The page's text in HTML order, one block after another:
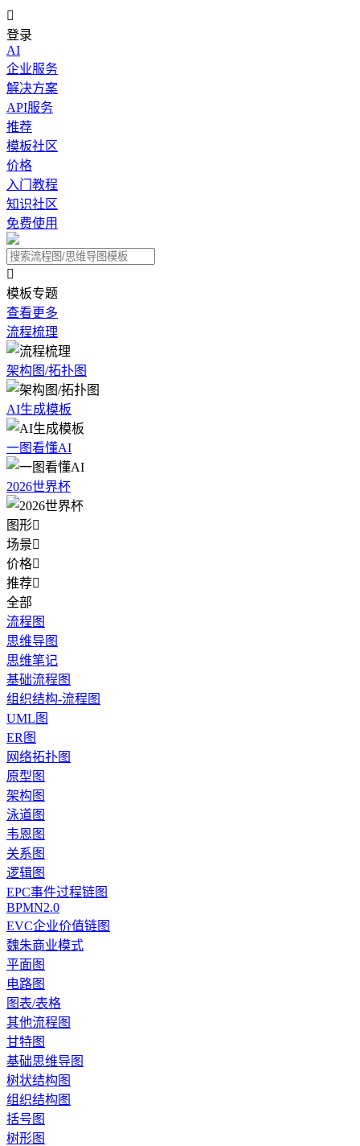

登录
AI
企业服务
解决方案
API服务
推荐
模板社区
价格
入门教程
知识社区
免费使用

模板专题
查看更多
流程梳理
架构图/拓扑图
AI生成模板
一图看懂AI
2026世界杯
图形
场景
价格
推荐
全部
流程图
思维导图
思维笔记
基础流程图
组织结构-流程图
UML图
ER图
网络拓扑图
原型图
架构图
泳道图
韦恩图
关系图
逻辑图
EPC事件过程链图
BPMN2.0
EVC企业价值链图
魏朱商业模式
平面图
电路图
图表/表格
其他流程图
甘特图
基础思维导图
树状结构图
组织结构图
括号图
树形图